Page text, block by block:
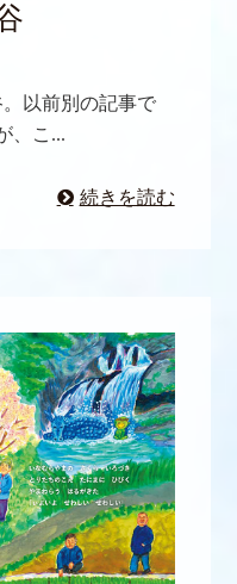
以前別の記事で
、こ...
続きを読む